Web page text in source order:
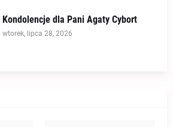
Kondolencje dla Pani Agaty Cybort
wtorek, lipca 28, 2026